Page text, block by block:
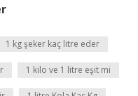
1 kg şeker kaç litre eder
1 kilo ve 1 litre eşit mi